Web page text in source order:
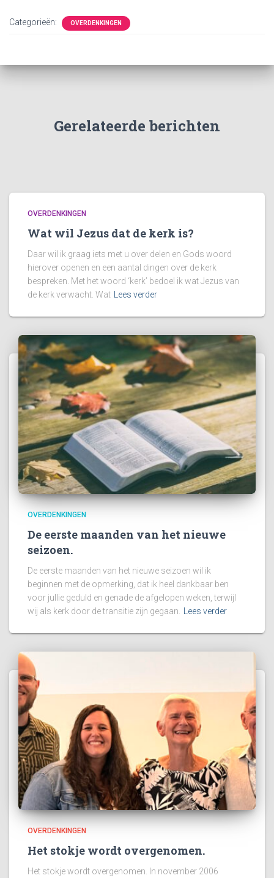
Categorieën: OVERDENKINGEN
Gerelateerde berichten
OVERDENKINGEN
Wat wil Jezus dat de kerk is?
Daar wil ik graag iets met u over delen en Gods woord
hierover openen en een aantal dingen over de kerk
bespreken. Met het woord ‘kerk’ bedoel ik wat Jezus van
de kerk verwacht. Wat
Lees verder
OVERDENKINGEN
De eerste maanden van het nieuwe
seizoen.
De eerste maanden van het nieuwe seizoen wil ik
beginnen met de opmerking, dat ik heel dankbaar ben
voor jullie geduld en genade de afgelopen weken, terwijl
wij als kerk door de transitie zijn gegaan.
Lees verder
OVERDENKINGEN
Het stokje wordt overgenomen.
Het stokje wordt overgenomen. In november 2006